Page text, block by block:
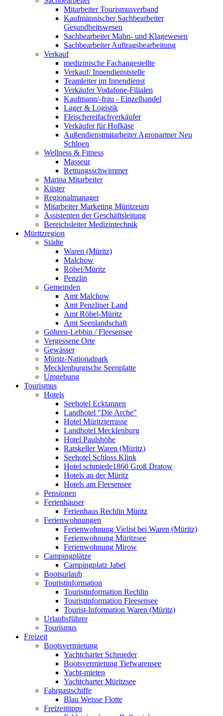
Mitarbeiter Tourismusverband
Kaufmännischer Sachbearbeiter
Gesundheitswesen
Sachbearbeiter Mahn- und Klagewesen
Sachbearbeiter Auftragsbearbeitung
Verkauf
medizinische Fachangestellte
Verkauf/ Innendienststelle
Teamleiter im Innendienst
Verkäufer Vodafone-Filialen
Kaufmann/-frau - Einzelhandel
Lager & Logistik
Fleischereifachverkäufer
Verkäufer für Hofkäse
Außendienstmitarbeiter Agropartner Neu
Schloen
Wellness & Fitness
Masseur
Rettungsschwimmer
Marina Mitarbeiter
Küster
Regionalmanager
Mitarbeiter Marketing Müritzeum
Assistenten der Geschäftsleitung
Bereichsleiter Medizintechnik
Müritzregion
Städte
Waren (Müritz)
Malchow
Röbel/Müritz
Penzlin
Gemeinden
Amt Malchow
Amt Penzliner Land
Amt Röbel-Müritz
Amt Seenlandschaft
Göhren-Lebbin / Fleesensee
Vergessene Orte
Gewässer
Müritz-Nationalpark
Mecklenburgische Seenplatte
Umgebung
Tourismus
Hotels
Seehotel Ecktannen
Landhotel "Die Arche"
Hotel Müritzterrasse
Landhotel Mecklenburg
Hotel Paulshöhe
Ratskeller Waren (Müritz)
Seehotel Schloss Klink
Hotel schmiede1860 Groß Dratow
Hotels an der Müritz
Hotels am Fleesensee
Pensionen
Ferienhäuser
Ferienhaus Rechlin Müritz
Ferienwohnungen
Ferienwohnung Vielist bei Waren (Müritz)
Ferienwohnung Müritzsee
Ferienwohnung Mirow
Campingplätze
Campingplatz Jabel
Bootsurlaub
Touristinformation
Touristinformation Rechlin
Touristinformation Fleesensee
Tourist-Information Waren (Müritz)
Urlaubsführer
Tourismus
Freizeit
Bootsvermietung
Yachtcharter Schroeder
Bootsvermietung Tiefwarensee
Yacht-mieten
Yachtcharter Müritzsee
Fahrgastschiffe
Blau Weisse Flotte
Freizeittipps